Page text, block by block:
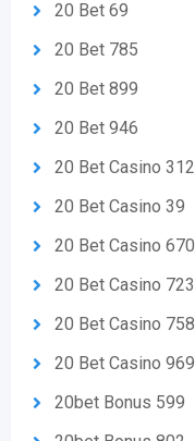
20 Bet 69
20 Bet 785
20 Bet 899
20 Bet 946
20 Bet Casino 312
20 Bet Casino 39
20 Bet Casino 670
20 Bet Casino 723
20 Bet Casino 758
20 Bet Casino 969
20bet Bonus 599